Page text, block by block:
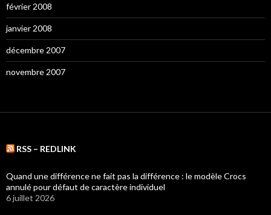
février 2008
janvier 2008
décembre 2007
novembre 2007
RSS – REDLINK
Quand une différence ne fait pas la différence : le modèle Crocs
annulé pour défaut de caractère individuel
6 juillet 2026